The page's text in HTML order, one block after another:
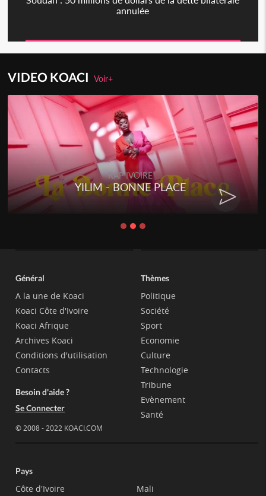
annulée
VIDEO KOACIVoir+
RAP IVOIRE
YILIM - BONNE PLACE
Général
A la une de Koaci
Koaci Côte d'Ivoire
Koaci Afrique
Archives Koaci
Conditions d'utilisation
Contacts
Besoin d'aide ?
Se Connecter
© 2008 - 2022 KOACI.COM
Thèmes
Politique
Société
Sport
Economie
Culture
Technologie
Tribune
Evènement
Santé
Pays
Côte d'Ivoire
Mali